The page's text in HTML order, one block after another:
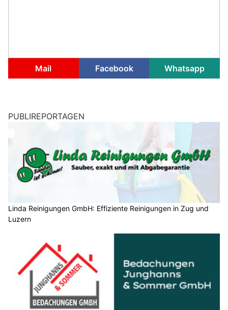
Mail Facebook Whatsapp
PUBLIREPORTAGEN
Linda Reinigungen GmbH: Effiziente Reinigungen in Zug und
Luzern